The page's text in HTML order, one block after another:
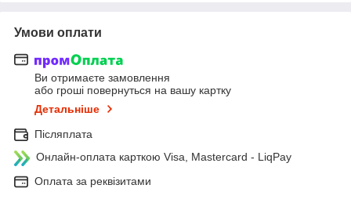
Умови оплати
Ви отримаєте замовлення
або гроші повернуться на вашу картку
Детальніше
Післяплата
Онлайн-оплата карткою Visa, Mastercard - LiqPay
Оплата за реквізитами